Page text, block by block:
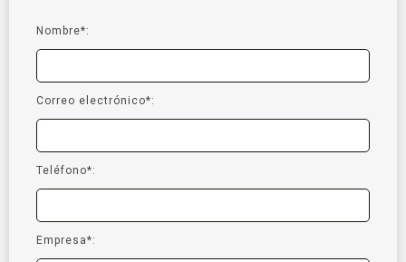
Nombre*:
Correo electrónico*:
Teléfono*:
Empresa*: